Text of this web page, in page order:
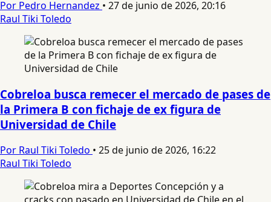
Por Pedro Hernandez • 27 de junio de 2026, 20:16
Raul Tiki Toledo
Cobreloa busca remecer el mercado de pases de
la Primera B con fichaje de ex figura de
Universidad de Chile
Por Raul Tiki Toledo • 25 de junio de 2026, 16:22
Raul Tiki Toledo